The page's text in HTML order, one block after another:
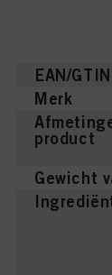
EAN/GTIN
Merk
product
Gewicht